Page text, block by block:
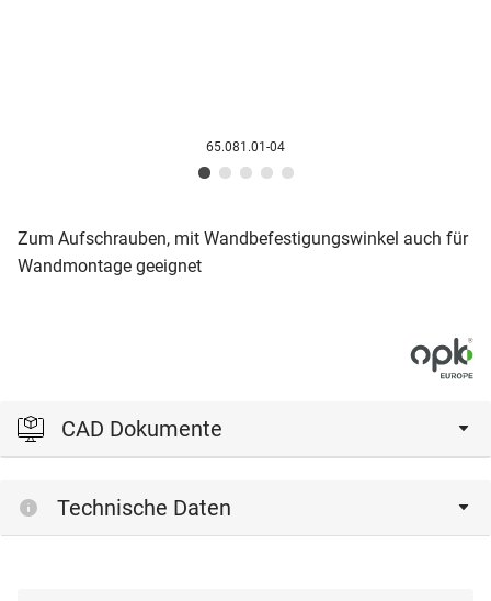
65.081.01-04
Zum Aufschrauben, mit Wandbefestigungswinkel auch für
Wandmontage geeignet
CAD Dokumente
herunterladen zu können.
Technische Daten